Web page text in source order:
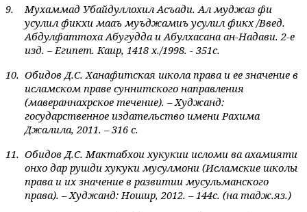
9.
Мухаммад Убайдуллохил Асъади. Ал муджаз фи
усулил фикхи мааъ муъджамиъ усулил фикх /Введ.
Абдулфаттоха Абугудда и Абулхасана ан-Надави. 2-е
изд. – Египет. Каир, 1418 х./1998. - 351с.
10. Обидов Д.С. Ханафитская школа права и ее значение в
исламском праве суннитского направления
(мавераннахрское течение). – Худжанд:
государственное издательство имени Рахима
Джалила, 2011. – 316 с.
11. Обидов Д.С. Мактабхои хукукии исломи ва ахамияти
онхо дар рушди хукуки мусулмони (Исламские школы
права и их значение в развитии мусульманского
права). – Худжанд: Ношир, 2012. – 144с. (на тадж.яз.)